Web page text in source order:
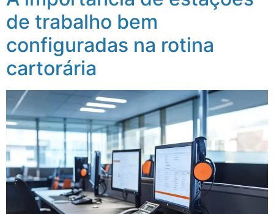
de trabalho bem
configuradas na rotina
cartorária